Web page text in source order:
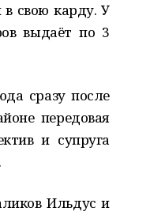
свою карду. У
выдаёт по 3
сразу после
передовая
и супруга
Ильдус и